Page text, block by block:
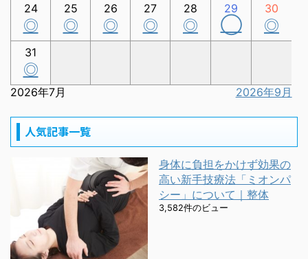
24
◎
25
◎
26
◎
27
◎
28
◎
29
◯
30
◎
31
◎
2026年7月 2026年9月
人気記事一覧
身体に負担をかけず効果の
高い新手技療法「ミオンパ
シー」について｜整体
3,582件のビュー